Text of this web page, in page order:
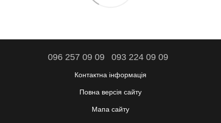
096 257 09 09 093 224 09 09
Контактна інформація
Повна версія сайту
Мапа сайту